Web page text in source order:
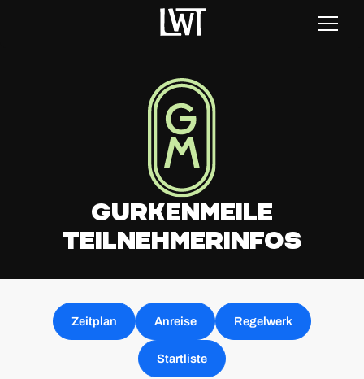
Gurkenmeile
Teilnehmerinfos
Zeitplan Anreise Regelwerk
Startliste